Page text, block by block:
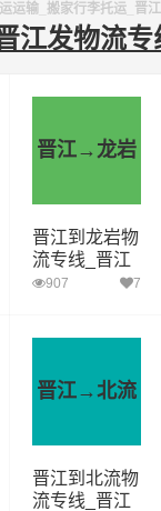
运输_搬家行李托运_晋
江发物流专
晋江→龙岩
晋江到龙岩物
流专线_晋江
到龙岩货运公
907 7
晋江→北流
晋江到北流物
流专线_晋江